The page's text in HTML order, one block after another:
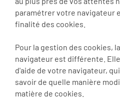
paramétrer votre navigateur
finalité des cookies.
Pour la gestion des cookies,
navigateur est différente.
d'aide de votre navigateur,
savoir de quelle manière
matière de cookies.